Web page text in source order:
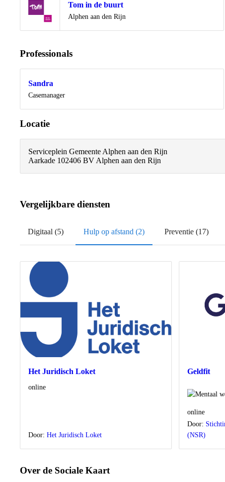
Tom in de buurt
Locatie
Alphen aan den Rijn
Professionals
Sandra
Casemanager
Locatie
Serviceplein Gemeente Alphen aan den Rijn
Aarkade 102406 BV Alphen aan den Rijn
Vergelijkbare diensten
Digitaal (5) Hulp op afstand (2) Preventie (17)
Het Juridisch Loket
Locatie
online
Door: Het Juridisch Loket
Geldfit
Locatie
online
Door:
(NSR)
Over de Sociale Kaart